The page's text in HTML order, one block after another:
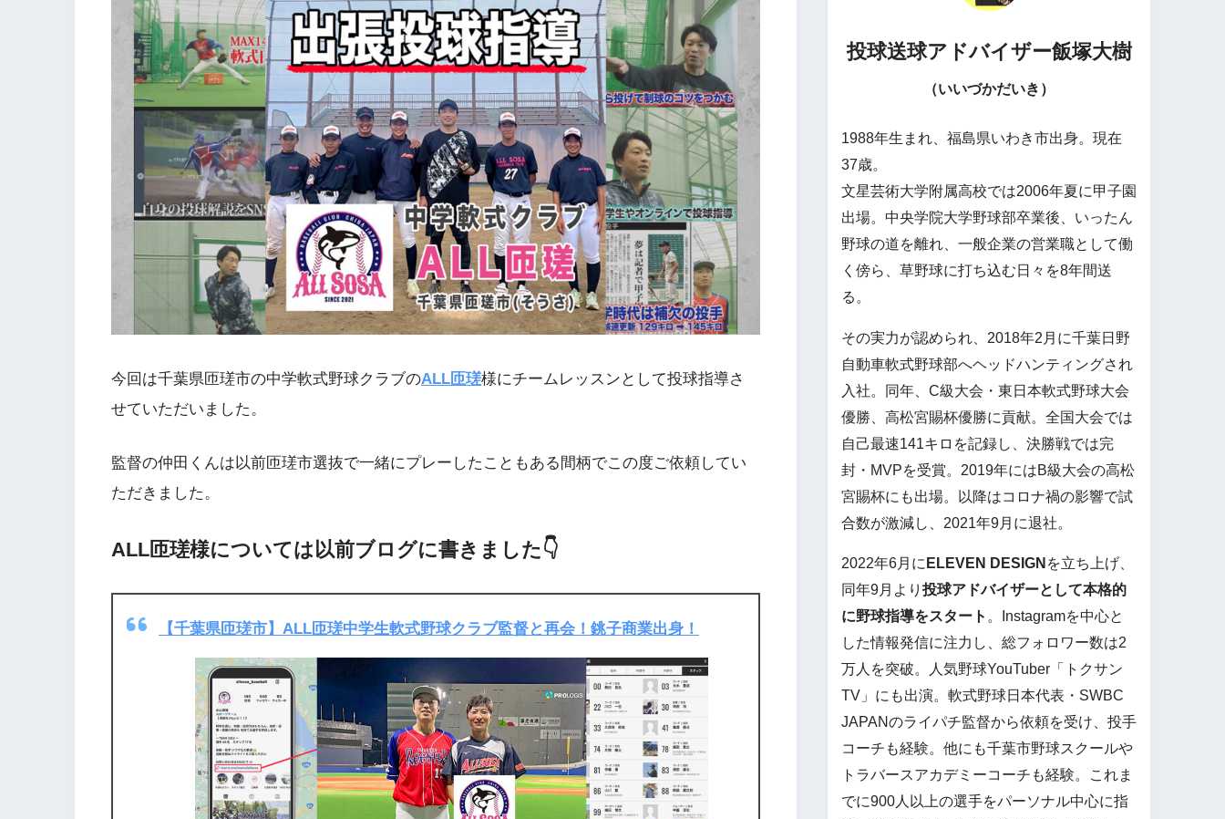
今回は千葉県匝瑳市の中学軟式野球クラブのALL匝瑳様にチームレッスンとして投球指導さ
せていただいました。
監督の仲田くんは以前匝瑳市選抜で一緒にプレーしたこともある間柄でこの度ご依頼してい
ただきました。
ALL匝瑳様については以前ブログに書きました👇
【千葉県匝瑳市】ALL匝瑳中学生軟式野球クラブ監督と再会！銚子商業出身！
投球送球アドバイザー飯塚大樹
（いいづかだいき）
1988年生まれ、福島県いわき市出身。現在
37歳。
文星芸術大学附属高校では2006年夏に甲子園
出場。中央学院大学野球部卒業後、いったん
野球の道を離れ、一般企業の営業職として働
く傍ら、草野球に打ち込む日々を8年間送
る。
その実力が認められ、2018年2月に千葉日野
自動車軟式野球部へヘッドハンティングされ
入社。同年、C級大会・東日本軟式野球大会
優勝、高松宮賜杯優勝に貢献。全国大会では
自己最速141キロを記録し、決勝戦では完
封・MVPを受賞。2019年にはB級大会の高松
宮賜杯にも出場。以降はコロナ禍の影響で試
合数が激減し、2021年9月に退社。
2022年6月に ELEVEN DESIGN を立ち上げ、
同年9月より 投球アドバイザーとして本格的
に野球指導をスタート 。Instagramを中心と
した情報発信に注力し、総フォロワー数は2
万人を突破。人気野球YouTuber「トクサン
TV」にも出演。軟式野球日本代表・SWBC
JAPANのライパチ監督から依頼を受け、投手
コーチも経験。他にも千葉市野球スクールや
トラバースアカデミーコーチも経験。これま
でに900人以上の選手をパーソナル中心に指